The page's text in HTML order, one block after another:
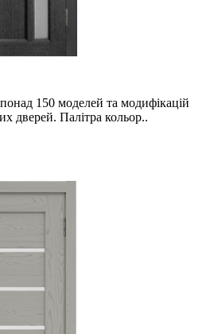
150 моделей та модифікацій
дверей. Палітра кольор..